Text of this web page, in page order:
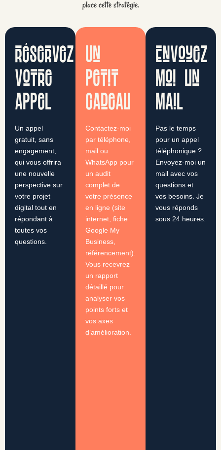
place cette stratégie.
réservez
votre
appel
Un appel
gratuit, sans
engagement,
qui vous offrira
une nouvelle
perspective sur
votre projet
digital tout en
répondant à
toutes vos
questions.
Un
petit
cadeau
Contactez-moi
par téléphone,
mail ou
WhatsApp pour
un audit
complet de
votre présence
en ligne (site
internet, fiche
Google My
Business,
référencement).
Vous recevrez
un rapport
détaillé pour
analyser vos
points forts et
vos axes
d’amélioration.
Envoyez
moi un
mail
Pas le temps
pour un appel
téléphonique ?
Envoyez-moi un
mail avec vos
questions et
vos besoins. Je
vous réponds
sous 24 heures.